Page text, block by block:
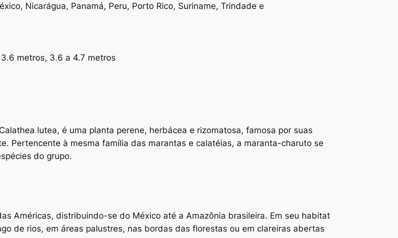
Nicarágua, Panamá, Peru, Porto Rico, Suriname, Trindade e
metros, 3.6 a 4.7 metros
lutea, é uma planta perene, herbácea e rizomatosa, famosa por suas
Pertencente à mesma família das marantas e calatéias, a maranta-charuto se
do grupo.
Américas, distribuindo-se do México até a Amazônia brasileira. Em seu habitat
de rios, em áreas palustres, nas bordas das florestas ou em clareiras abertas